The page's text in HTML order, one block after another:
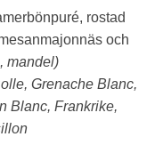
rostad
och
mandel)
Grenache Blanc,
Blanc, Frankrike,